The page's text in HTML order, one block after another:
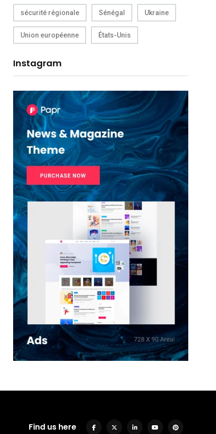
sécurité régionale Sénégal Ukraine
Union européenne États-Unis
Instagram
Find us here